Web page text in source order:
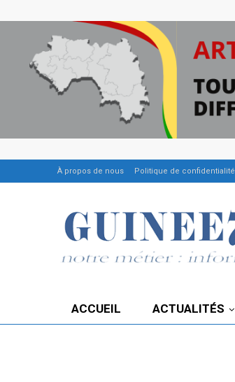
À propos de nous Politique de confidentialité
ACCUEIL ACTUALITÉS